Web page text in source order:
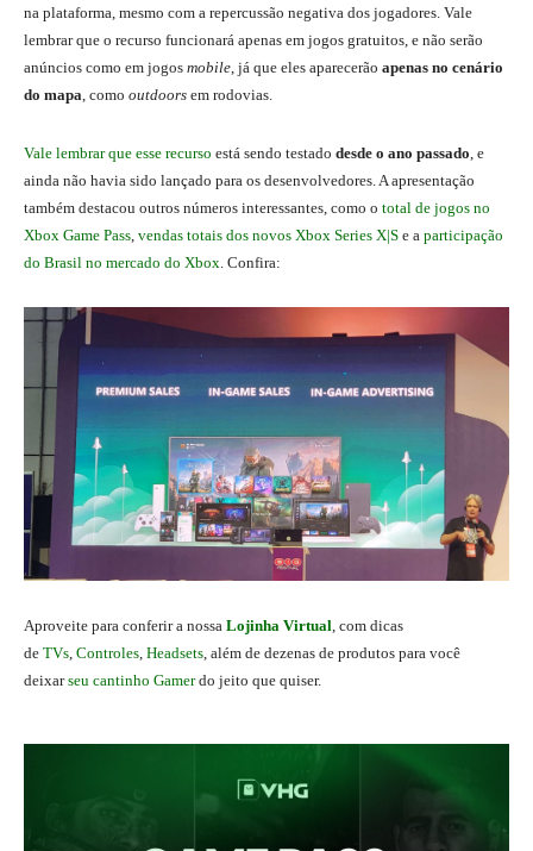
na plataforma, mesmo com a repercussão negativa dos jogadores. Vale
lembrar que o recurso funcionará apenas em jogos gratuitos, e não serão
anúncios como em jogos mobile, já que eles aparecerão apenas no cenário
do mapa, como outdoors em rodovias.
Vale lembrar que esse recurso está sendo testado desde o ano passado, e
ainda não havia sido lançado para os desenvolvedores. A apresentação
também destacou outros números interessantes, como o total de jogos no
Xbox Game Pass, vendas totais dos novos Xbox Series X|S e a participação
do Brasil no mercado do Xbox. Confira:
Aproveite para conferir a nossa Lojinha Virtual , com dicas
de TVs Controles Headsets , além de dezenas de produtos para você
deixarseu cantinho Gamerdo jeito que quiser.